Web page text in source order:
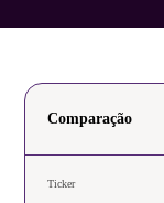
Comparação
Ticker